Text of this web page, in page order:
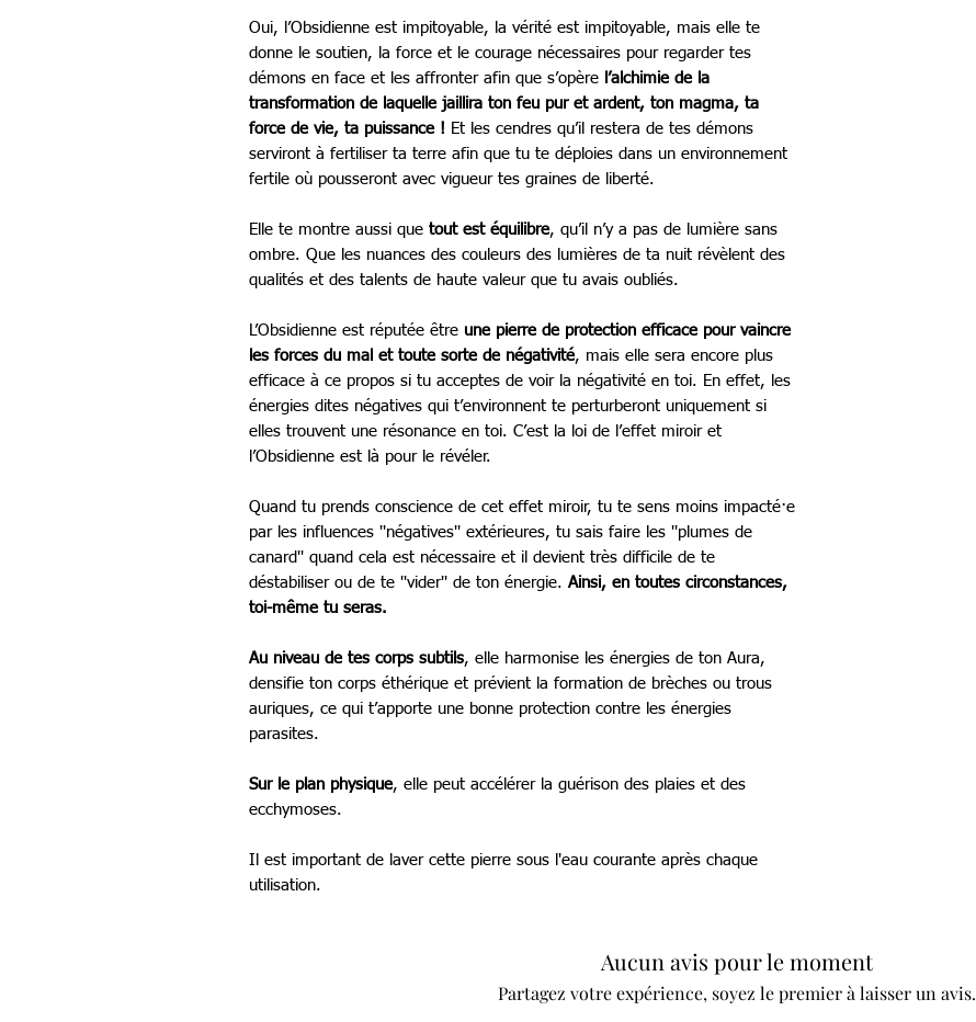
Oui, l’Obsidienne est impitoyable, la vérité est impitoyable, mais elle te
donne le soutien, la force et le courage nécessaires pour regarder tes
démons en face et les affronter afin que s’opère l’alchimie de la
transformation de laquelle jaillira ton feu pur et ardent, ton magma, ta
force de vie, ta puissance ! Et les cendres qu’il restera de tes démons
serviront à fertiliser ta terre afin que tu te déploies dans un environnement
fertile où pousseront avec vigueur tes graines de liberté.
Elle te montre aussi que tout est équilibre, qu’il n’y a pas de lumière sans
ombre. Que les nuances des couleurs des lumières de ta nuit révèlent des
qualités et des talents de haute valeur que tu avais oubliés.
L’Obsidienne est réputée être une pierre de protection efficace pour vaincre
les forces du mal et toute sorte de négativité, mais elle sera encore plus
efficace à ce propos si tu acceptes de voir la négativité en toi. En effet, les
énergies dites négatives qui t’environnent te perturberont uniquement si
elles trouvent une résonance en toi. C’est la loi de l’effet miroir et
l’Obsidienne est là pour le révéler.
Quand tu prends conscience de cet effet miroir, tu te sens moins impacté·e
par les influences ''négatives'' extérieures, tu sais faire les ''plumes de
canard'' quand cela est nécessaire et il devient très difficile de te
déstabiliser ou de te ''vider'' de ton énergie. Ainsi, en toutes circonstances,
toi-même tu seras.
Au niveau de tes corps subtils, elle harmonise les énergies de ton Aura,
densifie ton corps éthérique et prévient la formation de brèches ou trous
auriques, ce qui t’apporte une bonne protection contre les énergies
parasites.
Sur le plan physique, elle peut accélérer la guérison des plaies et des
ecchymoses.
Il est important de laver cette pierre sous l'eau courante après chaque
utilisation.
Aucun avis pour le moment
Partagez votre expérience, soyez le premier à laisser un avis.